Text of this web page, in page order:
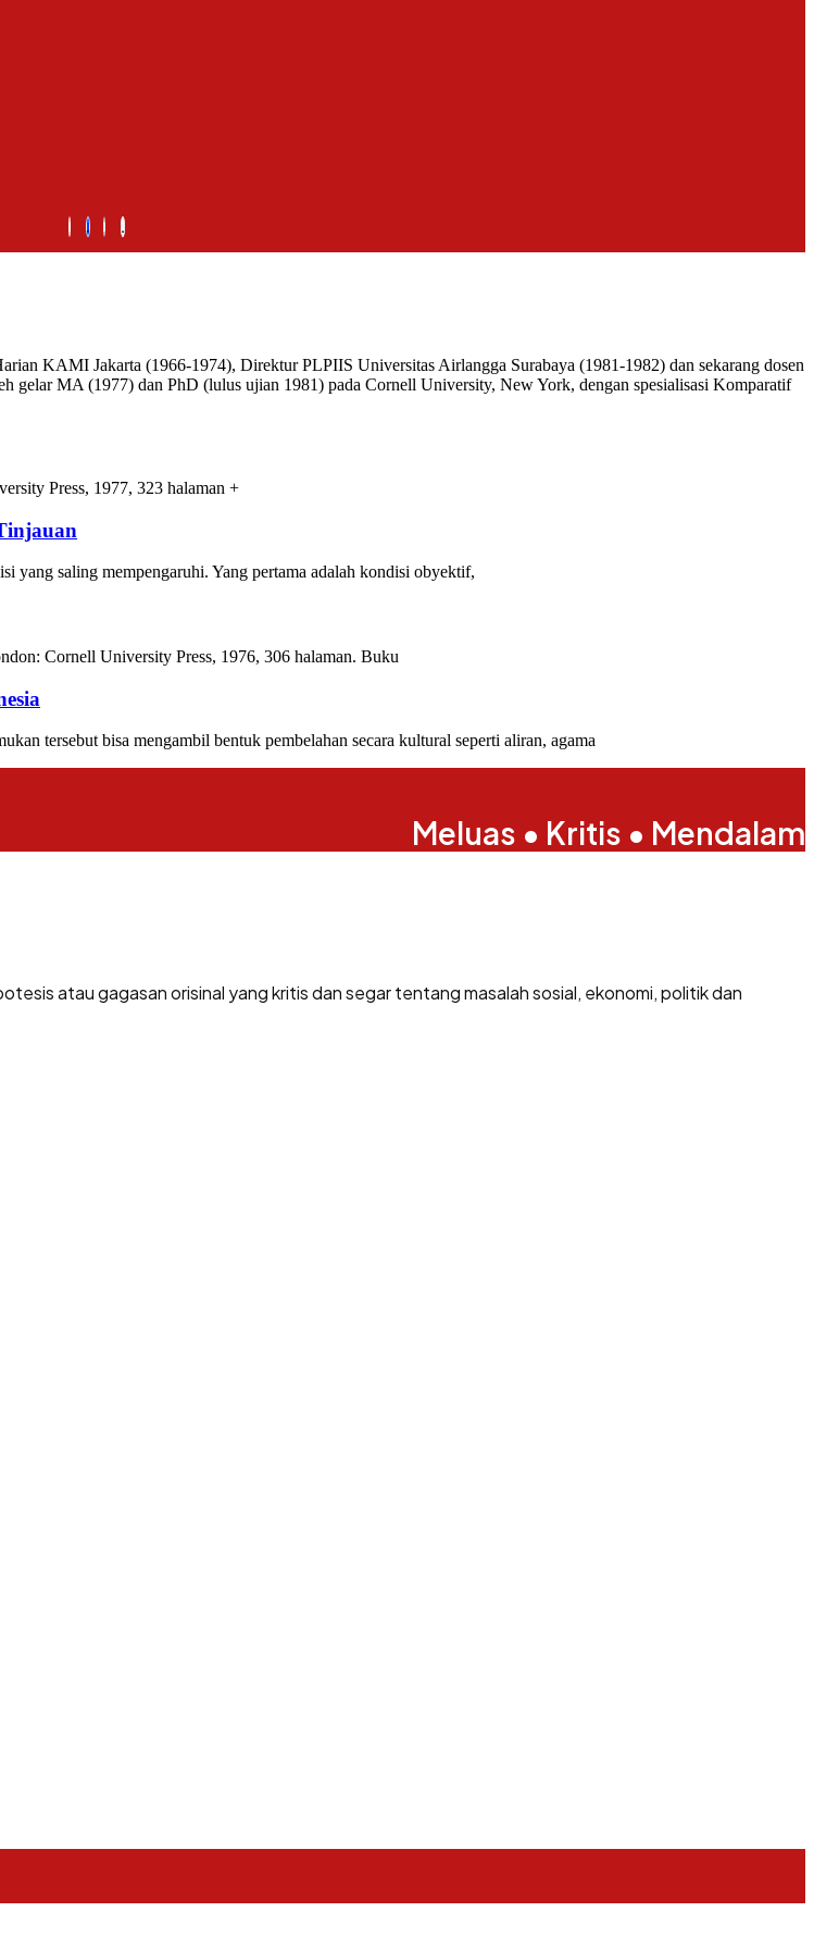
KAMI Jakarta (1966-1974), Direktur PLPIIS Universitas Airlangga Surabaya (1981-1982) dan sekarang dosen
gelar MA (1977) dan PhD (lulus ujian 1981) pada Cornell University, New York, dengan spesialisasi Komparatif
Press, 1977, 323 halaman +
yang saling mempengaruhi. Yang pertama adalah kondisi obyektif,
Cornell University Press, 1976, 306 halaman. Buku
tersebut bisa mengambil bentuk pembelahan secara kultural seperti aliran, agama
Meluas • Kritis • Mendalam
atau gagasan orisinal yang kritis dan segar tentang masalah sosial, ekonomi, politik dan